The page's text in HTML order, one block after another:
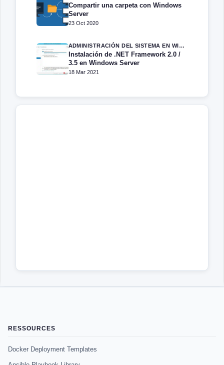
Compartir una carpeta con Windows
Server
23 Oct 2020
ADMINISTRACIÓN DEL SISTEMA EN WINDOWS SERVER
Instalación de .NET Framework 2.0 /
3.5 en Windows Server
18 Mar 2021
RESSOURCES
Docker Deployment Templates